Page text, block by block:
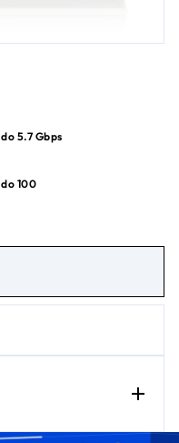
do 5.7 Gbps
do 100